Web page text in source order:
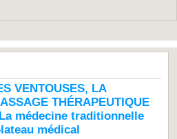
VENTOUSES, LA
THÉRAPEUTIQUE
médecine traditionnelle
médical